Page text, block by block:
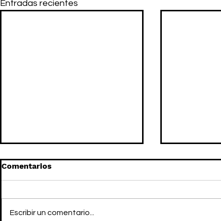
Entradas recientes
Comentarios
Escribir un comentario...